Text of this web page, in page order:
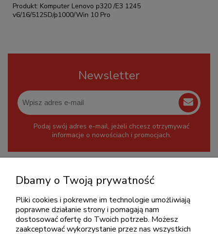
Produkt: Komputer Lenovo p320 /E3 1245
v6/16/512SD/p1000/Win 10 Pro
Newsletter
Podaj swój adres e-mail, jeżeli chcesz otrzymywać
informacje o nowościach i promocjach.
+48 717345566
pon.-piąt.: 08:00-16:00
sklep@cebit.pl
Dbamy o Twoją prywatność
Pliki cookies i pokrewne im technologie umożliwiają
poprawne działanie strony i pomagają nam
dostosować ofertę do Twoich potrzeb. Możesz
zaakceptować wykorzystanie przez nas wszystkich